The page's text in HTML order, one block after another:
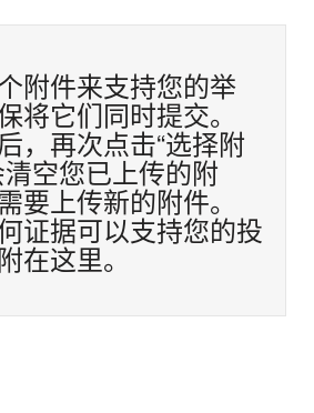
附件来支持您的举
将它们同时提交。
，再次点击“选择附
空您已上传的附
要上传新的附件。
证据可以支持您的投
在这里。